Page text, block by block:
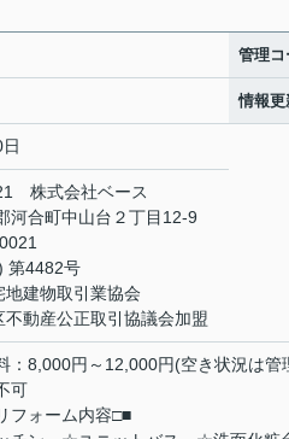
管理コ
情報更
株式会社ベース
河合町中山台２丁目12-9
第4482号
地建物取引業協会
不動産公正取引協議会加盟
：8,000円～12,000円(空き状況は管
可
フォーム内容□■